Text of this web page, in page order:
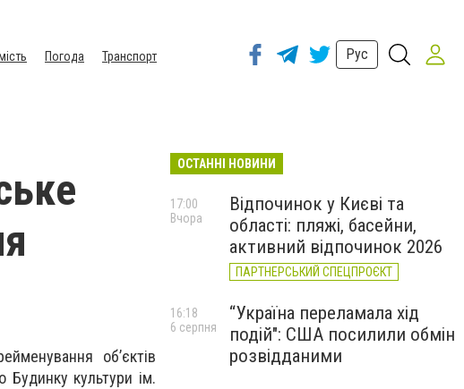
Погода
Транспорт
Рус
об’єктів
Будинку культури ім.
ОСТАННІ НОВИНИ
Відпочинок у Києві та
області: пляжі, басейни,
активний відпочинок 2026
ПАРТНЕРСЬКИЙ СПЕЦПРОЄКТ
17:00
Вчора
“Україна переламала хід
подій": США посилили обмін
розвідданими
16:18
6 серпня